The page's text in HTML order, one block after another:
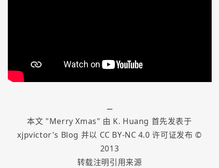
本文 "Merry Xmas" 由 K. Huang 首先发表于
xjpvictor's Blog 并以 CC BY-NC 4.0 许可证发布 ©
2013
转载注明引用来源